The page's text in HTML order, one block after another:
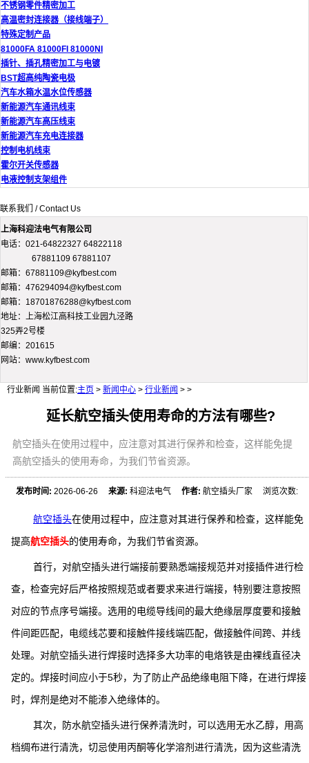
不锈钢零件精密加工
高温密封连接器（接线端子）
特殊定制产品
81000FA 81000FI 81000NI
插针、插孔精密加工与电镀
BST超高纯陶瓷电极
汽车水箱水温水位传感器
新能源汽车通讯线束
新能源汽车高压线束
新能源汽车充电连接器
控制电机线束
霍尔开关传感器
电液控制支架组件
联系我们 / Contact Us
上海科迎法电气有限公司
电话：021-64822327 64822118
67881109 67881107
邮箱：67881109@kyfbest.com
邮箱：476294094@kyfbest.com
邮箱：18701876288@kyfbest.com
地址：上海松江高科技工业园九泾路
325弄2号楼
邮编：201615
网站：www.kyfbest.com
行业新闻 当前位置:主页 > 新闻中心 > 行业新闻 > >
延长航空插头使用寿命的方法有哪些?
航空插头在使用过程中，应注意对其进行保养和检查，这样能免提
高航空插头的使用寿命，为我们节省资源。
发布时间: 2026-06-26来源: 科迎法电气作者: 航空插头厂家 浏览次数:
航空插头在使用过程中，应注意对其进行保养和检查，这样能免
提高航空插头的使用寿命，为我们节省资源。
首行，对航空插头进行端接前要熟悉端接规范并对接插件进行检
查，检查完好后严格按照规范或者要求来进行端接，特别要注意按照
对应的节点序号端接。选用的电缆导线间的最大绝缘层厚度要和接触
件间距匹配，电缆线芯要和接触件接线端匹配，做接触件间跨、并线
处理。对航空插头进行焊接时选择多大功率的电烙铁是由裸线直径决
定的。焊接时间应小于5秒，为了防止产品绝缘电阻下降，在进行焊接
时，焊剂是绝对不能渗入绝缘体的。
其次，防水航空插头进行保养清洗时，可以选用无水乙醇，用高
档绸布进行清洗，切忌使用丙酮等化学溶剂进行清洗，因为这些清洗